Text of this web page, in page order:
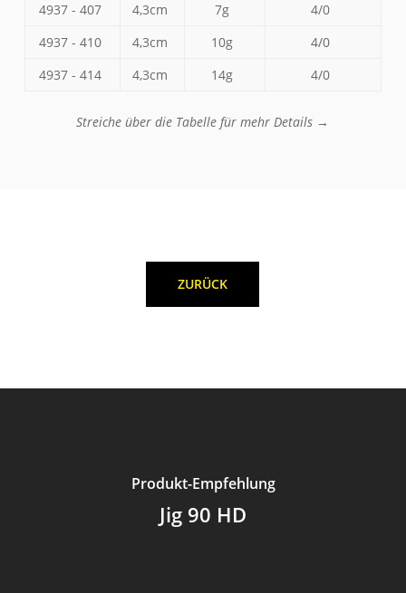
4937 - 407
4,3cm 7g
4/0
4937 - 410
4,3cm 10g
4/0
4937 - 414
4,3cm 14g 4/0
Streiche über die Tabelle für mehr Details →
ZURÜCK
Produkt-Empfehlung
Jig 90 HD